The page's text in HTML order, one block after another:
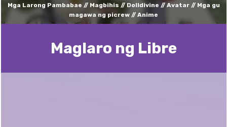
Mga Larong Pambabae Magbihis Dolldivine Avatar
Mga gu
magawa ng picrew
Anime
Maglaro ng Libre